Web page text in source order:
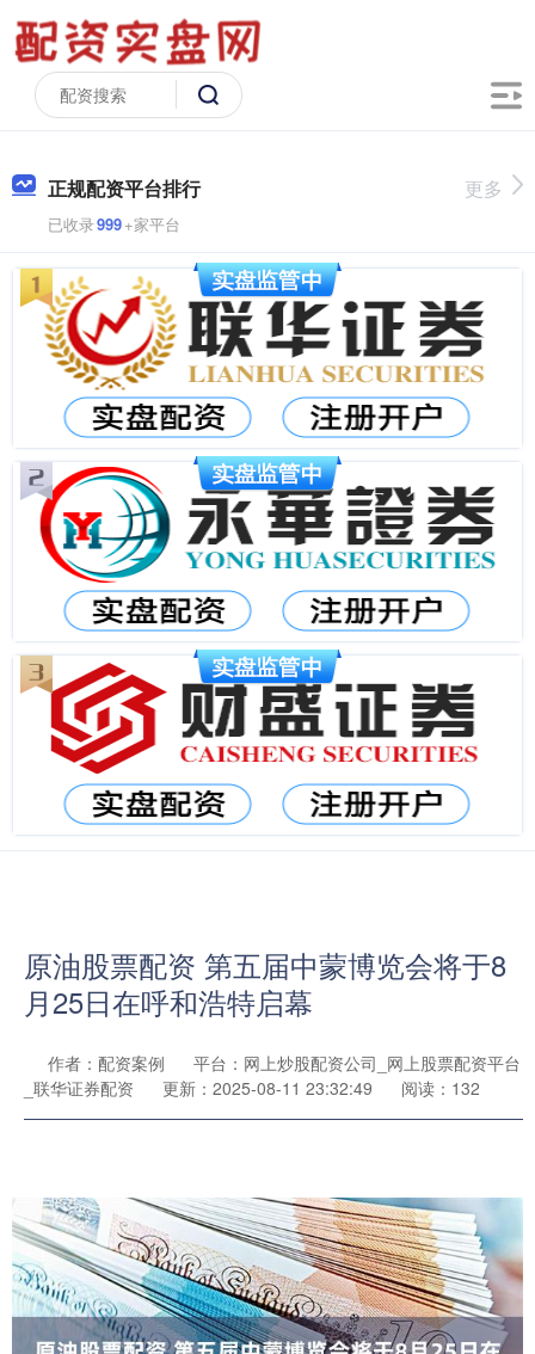
正规配资平台排行
已收录999+家平台
更多
原油股票配资 第五届中蒙博览会将于8
月25日在呼和浩特启幕
作者：配资案例
平台：网上炒股配资公司_网上股票配资平台
_联华证券配资
更新：2025-08-11 23:32:49 阅读：132